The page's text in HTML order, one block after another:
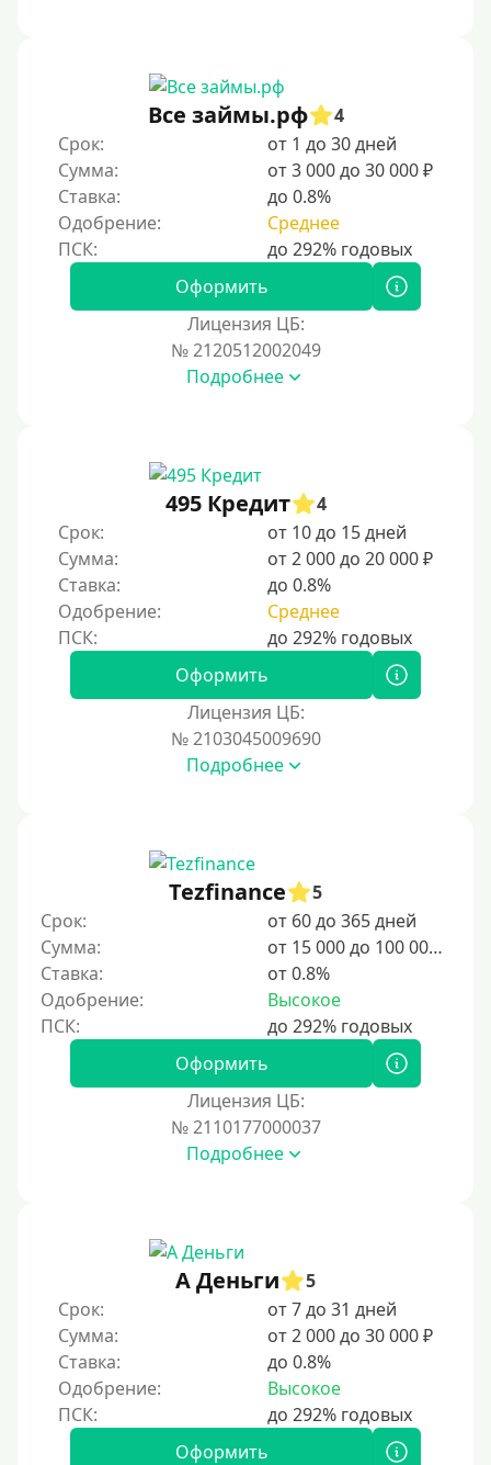
Онлайн круглосуточно
На карту круглосуточно
24/7
Деньги в долг
В долг на карту
Срок
10 дней
2 недели
15 дней
20 дней
30 дней без процентов
100 дней
4 месяца
5 месяцев
На полгода
10 месяцев
5 лет
Краткосрочные
Долгосрочные
Принятие решения
Все займы.рф
4
Срок:
от 1 до 30 дней
Сумма:
от 3 000 до 30 000 ₽
Ставка:
до 0.8%
Одобрение:
Среднее
Оформить
Лицензия ЦБ:
№ 2120512002049
Подробнее
495 Кредит
4
Срок:
от 10 до 15 дней
Сумма:
от 2 000 до 20 000 ₽
Ставка:
до 0.8%
Одобрение:
Среднее
Оформить
Лицензия ЦБ:
№ 2103045009690
Подробнее
Tezfinance
5
Срок:
от 60 до 365 дней
Сумма:
от 15 000 до 100 000 ₽
Ставка:
от 0.8%
Одобрение:
Высокое
Оформить
Лицензия ЦБ:
№ 2110177000037
Подробнее
А Деньги
5
Срок:
от 7 до 31 дней
Сумма:
от 2 000 до 30 000 ₽
Ставка:
до 0.8%
Одобрение:
Высокое
Оформить